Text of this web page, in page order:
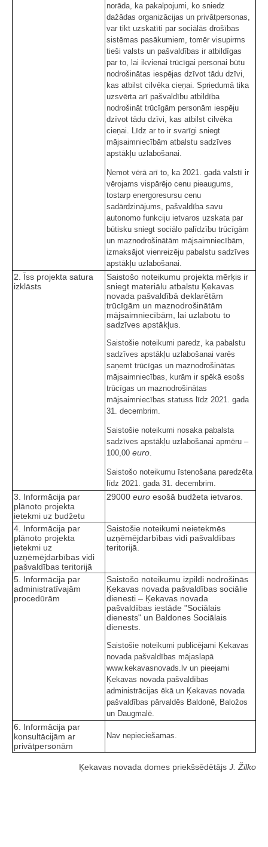
norāda, ka pakalpojumi, ko sniedz
dažādas organizācijas un privātpersonas,
var tikt uzskatīti par sociālās drošības
sistēmas pasākumiem, tomēr visupirms
tieši valsts un pašvaldības ir atbildīgas
par to, lai ikvienai trūcīgai personai būtu
nodrošinātas iespējas dzīvot tādu dzīvi,
kas atbilst cilvēka cieņai. Spriedumā tika
uzsvērta arī pašvaldību atbildība
nodrošināt trūcīgām personām iespēju
dzīvot tādu dzīvi, kas atbilst cilvēka
cieņai. Līdz ar to ir svarīgi sniegt
mājsaimniecībām atbalstu sadzīves
apstākļu uzlabošanai.
Ņemot vērā arī to, ka 2021. gadā valstī ir
vērojams vispārējo cenu pieaugums,
tostarp energoresursu cenu
sadārdzinājums, pašvaldība savu
autonomo funkciju ietvaros uzskata par
būtisku sniegt sociālo palīdzību trūcīgām
un maznodrošinātām mājsaimniecībām,
izmaksājot vienreizēju pabalstu sadzīves
apstākļu uzlabošanai.
2. Īss projekta satura
izklāsts
Saistošo noteikumu projekta mērķis ir
sniegt materiālu atbalstu Ķekavas
novada pašvaldībā deklarētām
trūcīgām un maznodrošinātām
mājsaimniecībām, lai uzlabotu to
sadzīves apstākļus.
Saistošie noteikumi paredz, ka pabalstu
sadzīves apstākļu uzlabošanai varēs
saņemt trūcīgas un maznodrošinātas
mājsaimniecības, kurām ir spēkā esošs
trūcīgas un maznodrošinātas
mājsaimniecības statuss līdz 2021. gada
31. decembrim.
Saistošie noteikumi nosaka pabalsta
sadzīves apstākļu uzlabošanai apmēru –
100,00 euro.
Saistošo noteikumu īstenošana paredzēta
līdz 2021. gada 31. decembrim.
3. Informācija par
plānoto projekta
ietekmi uz budžetu
29000 euro esošā budžeta ietvaros.
4. Informācija par
plānoto projekta
ietekmi uz
uzņēmējdarbības vidi
pašvaldības teritorijā
Saistošie noteikumi neietekmēs
uzņēmējdarbības vidi pašvaldības
teritorijā.
5. Informācija par
administratīvajām
procedūrām
Saistošo noteikumu izpildi nodrošinās
Ķekavas novada pašvaldības sociālie
dienesti – Ķekavas novada
pašvaldības iestāde "Sociālais
dienests" un Baldones Sociālais
dienests.
Saistošie noteikumi publicējami Ķekavas
novada pašvaldības mājaslapā
www.kekavasnovads.lv un pieejami
Ķekavas novada pašvaldības
administrācijas ēkā un Ķekavas novada
pašvaldības pārvaldēs Baldonē, Baložos
un Daugmalē.
6. Informācija par
konsultācijām ar
privātpersonām
Nav nepieciešamas.
Ķekavas novada domes priekšsēdētājs J. Žilko